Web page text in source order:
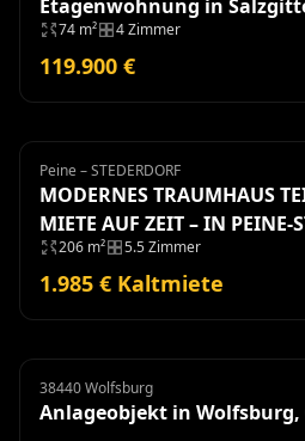
Etagenwohnung in
74 m² 4 Zimmer
119.900 €
Haus Miete
Peine – STEDERDORF
MODERNES TRAUMHAUS
MIETE AUF ZEIT – IN PEINE-
206 m² 5.5 Zimmer
1.985 € Kaltmiete
Anlageobjekt
38440 Wolfsburg
Anlageobjekt in Wolfsburg,